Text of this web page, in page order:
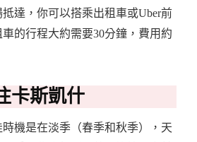
達，你可以搭乘出租車或Uber前
的行程大約需要30分鐘，費用約
卡斯凱什
機是在淡季（春季和秋季），天